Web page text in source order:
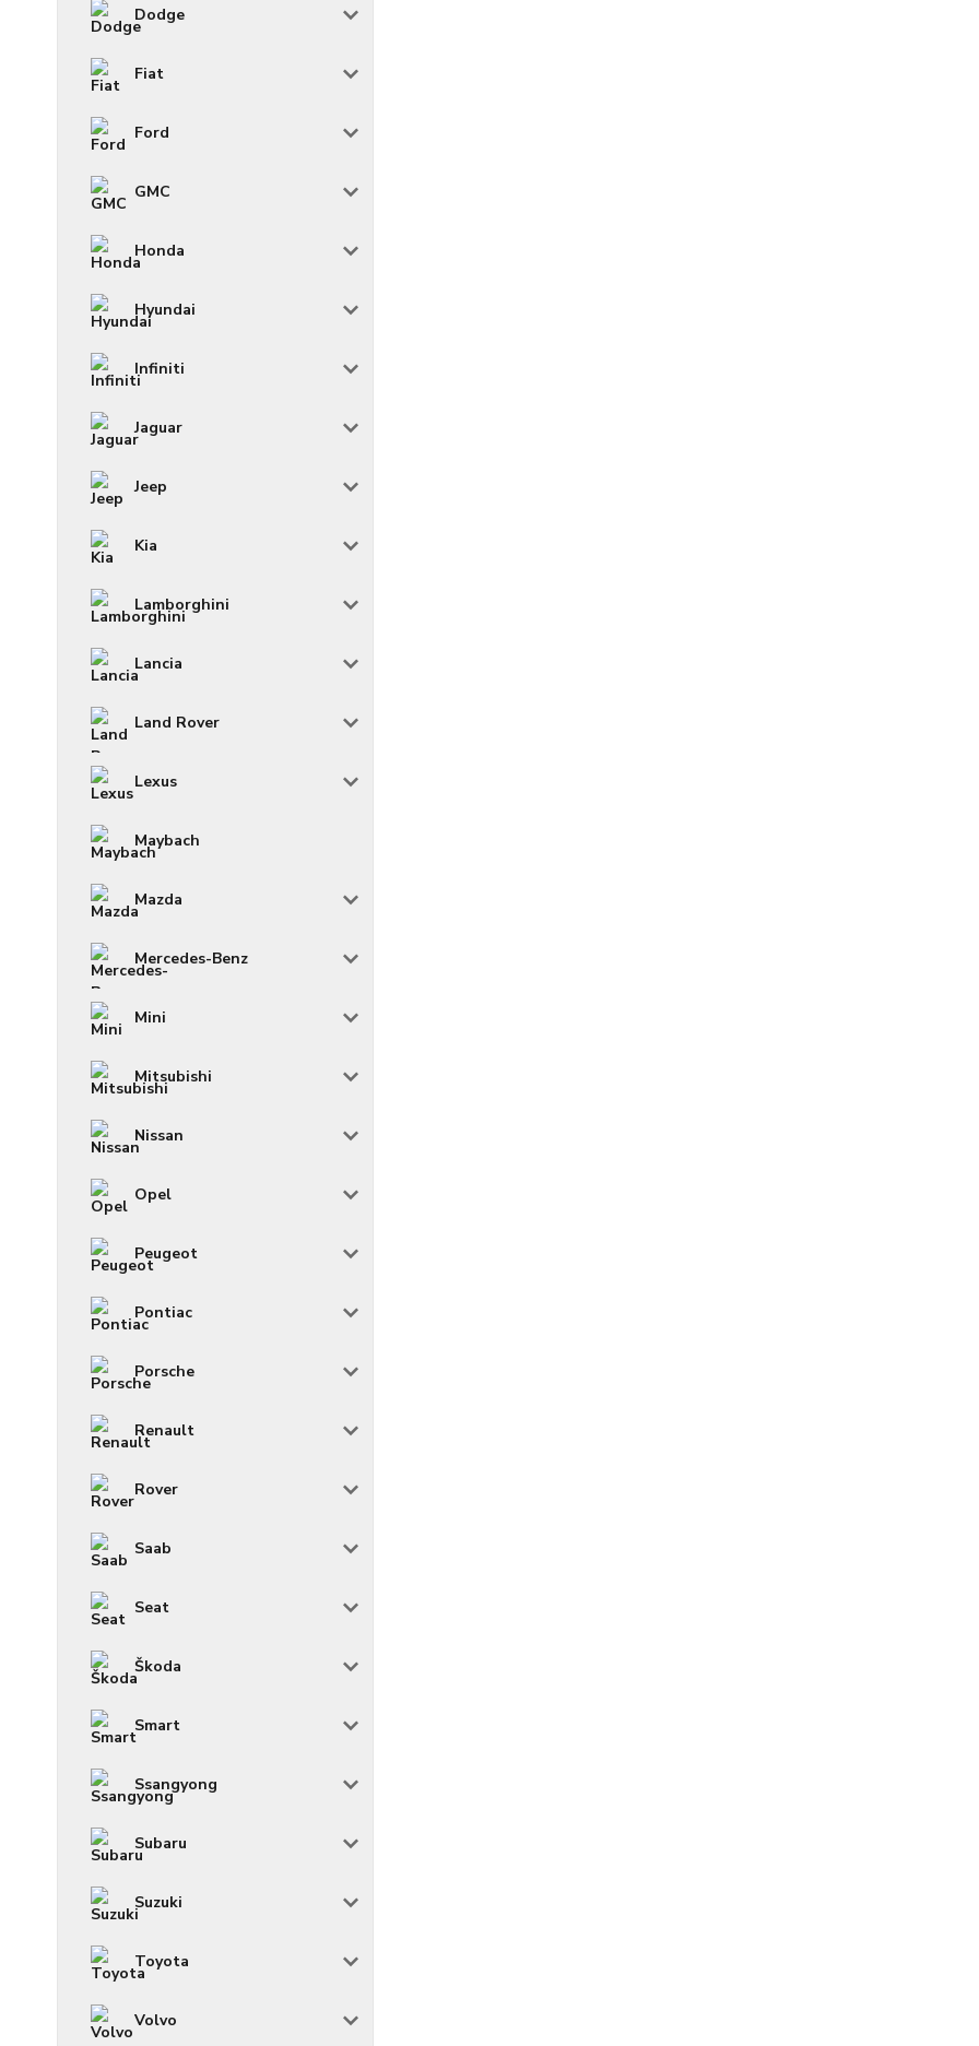
Dodge
Fiat
Ford
GMC
Honda
Hyundai
Infiniti
Jaguar
Jeep
Kia
Lamborghini
Lancia
Land Rover
Lexus
Maybach
Mazda
Mercedes-Benz
Mini
Mitsubishi
Nissan
Opel
Peugeot
Pontiac
Porsche
Renault
Rover
Saab
Seat
Škoda
Smart
Ssangyong
Subaru
Suzuki
Toyota
Volvo